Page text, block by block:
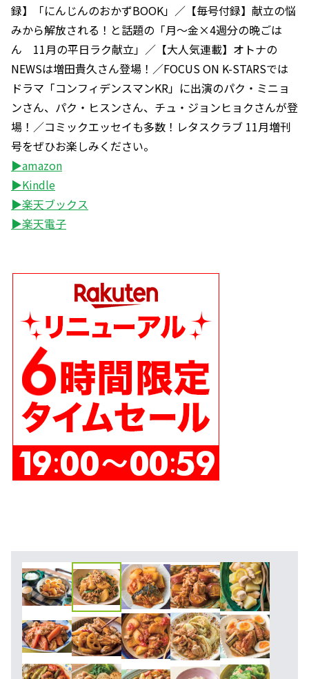
録】「にんじんのおかずBOOK」／【毎号付録】献立の悩
みから解放される！と話題の「月～金×4週分の晩ごは
ん 11月の平日ラク献立」／【大人気連載】オトナの
NEWSは増田貴久さん登場！／FOCUS ON K-STARSでは
ドラマ「コンフィデンスマンKR」に出演のパク・ミニョ
ンさん、パク・ヒスンさん、チュ・ジョンヒョクさんが登
場！／コミックエッセイも多数！レタスクラブ 11月増刊
号をぜひお楽しみください。
▶amazon
▶Kindle
▶楽天ブックス
▶楽天電子